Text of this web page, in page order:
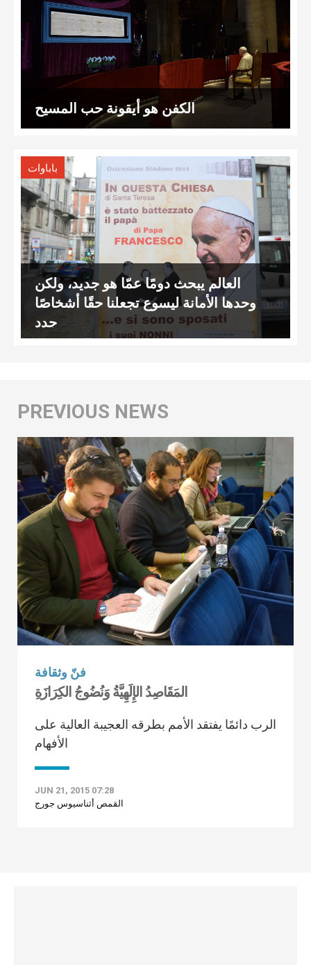
الكفن هو أيقونة حب المسيح
باباوات
العالم يبحث دومًا عمّا هو جديد، ولكن
وحدها الأمانة ليسوع تجعلنا حقًا أشخاصًا
جدد
فنّ وثقافة
المَقَاصِدُ الإِلَهِيَّةُ وَنُضُوجُ الكِرَازَةِ
الرب دائمًا يفتقد الأمم بطرقه العجيبة العالية على
الأفهام
JUN 21, 2015 07:28
القمص أثناسيوس جورج